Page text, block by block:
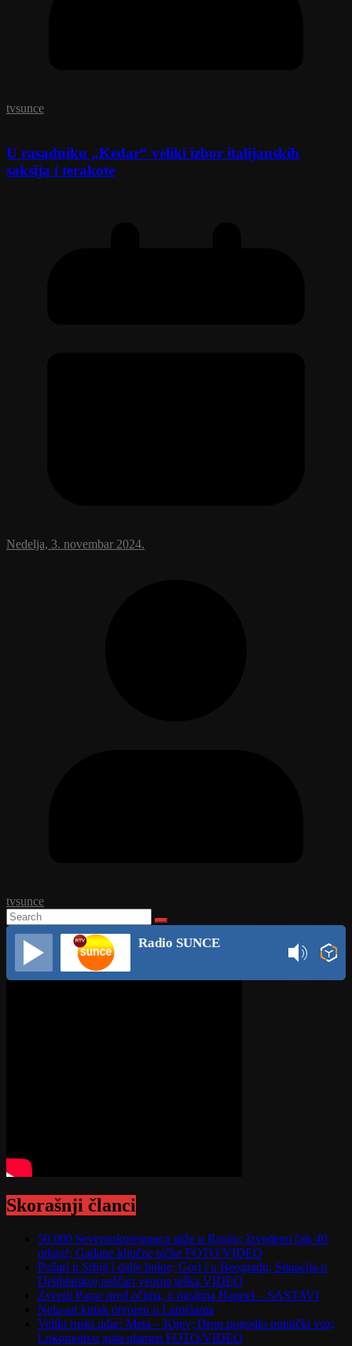
tvsunce
U rasadniku „Kedar“ veliki izbor italijanskih
saksija i terakote
Nedelja, 3. novembar 2024.
tvsunce
Radio SUNCE
Skorašnji članci
50.000 Severnokorejanaca stiže u Rusiju; Izvedeno čak 40
udara!; Gađane ključne tačke FOTO/VIDEO
Požari u Srbiji i dalje bukte; Gori i u Beogradu; Situacija u
Deliblatskoj peščari veoma teška VIDEO
Zvezdi Pazar pred očima, u mislima Hapoel – SASTAVI
Nela-art kutak otvoren u Lamelama
Veliki ruski udar: Meta – Kijev; Dron pogodio putnički voz;
Lokomotivu guta plamen FOTO/VIDEO